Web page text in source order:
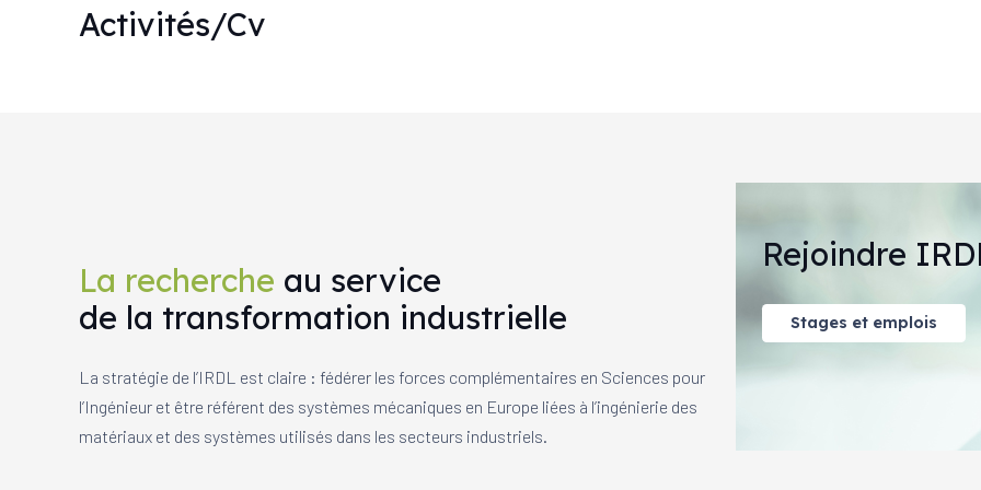
Activités/Cv
La recherche au service
de la transformation industrielle
La stratégie de l’IRDL est claire : fédérer les forces complémentaires en Sciences pour
l’Ingénieur et être référent des systèmes mécaniques en Europe liées à l’ingénierie des
matériaux et des systèmes utilisés dans les secteurs industriels.
Rejoindre
Stages et emplois